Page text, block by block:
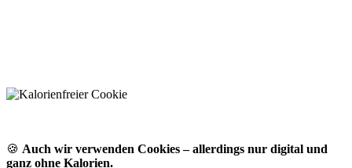
🍪 Auch wir verwenden Cookies – allerdings nur digital und
ganz ohne Kalorien.